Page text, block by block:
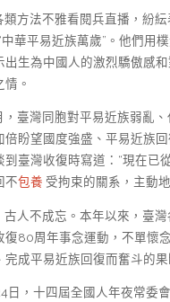
類方法不雅看閱兵直播，紛紜
中華平易近族萬歲”。他們用
出生為中國人的激烈驕傲感
。
，臺灣同胞對平易近族弱亂
倍盼望國度強盛、平易近族
臺灣收復時寫道：“現在已
不包養 受拘束的關系，主動
古人不成忘。本年以來，臺
復80周年事念運動，不單懷
完成平易近族回復而奮斗的果
日，十四屆全國人年夜常委